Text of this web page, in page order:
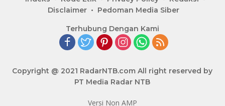
Disclaimer
Pedoman Media Siber
Terhubung Dengan Kami
Copyright @ 2021 RadarNTB.com All right reserved by
PT Media Radar NTB
Versi Non AMP